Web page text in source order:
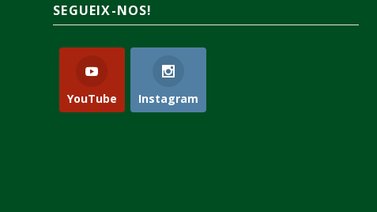
SEGUEIX-NOS!
YouTube Instagram